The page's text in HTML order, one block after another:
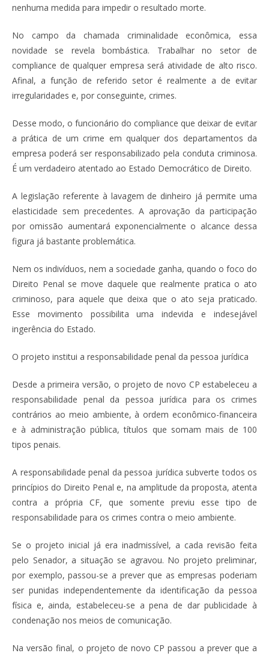
nenhuma medida para impedir o resultado morte.
No campo da chamada criminalidade econômica, essa
novidade se revela bombástica. Trabalhar no setor de
compliance de qualquer empresa será atividade de alto risco.
Afinal, a função de referido setor é realmente a de evitar
irregularidades e, por conseguinte, crimes.
Desse modo, o funcionário do compliance que deixar de evitar
a prática de um crime em qualquer dos departamentos da
empresa poderá ser responsabilizado pela conduta criminosa.
É um verdadeiro atentado ao Estado Democrático de Direito.
A legislação referente à lavagem de dinheiro já permite uma
elasticidade sem precedentes. A aprovação da participação
por omissão aumentará exponencialmente o alcance dessa
figura já bastante problemática.
Nem os indivíduos, nem a sociedade ganha, quando o foco do
Direito Penal se move daquele que realmente pratica o ato
criminoso, para aquele que deixa que o ato seja praticado.
Esse movimento possibilita uma indevida e indesejável
ingerência do Estado.
O projeto institui a responsabilidade penal da pessoa jurídica
Desde a primeira versão, o projeto de novo CP estabeleceu a
responsabilidade penal da pessoa jurídica para os crimes
contrários ao meio ambiente, à ordem econômico-financeira
e à administração pública, títulos que somam mais de 100
tipos penais.
A responsabilidade penal da pessoa jurídica subverte todos os
princípios do Direito Penal e, na amplitude da proposta, atenta
contra a própria CF, que somente previu esse tipo de
responsabilidade para os crimes contra o meio ambiente.
Se o projeto inicial já era inadmissível, a cada revisão feita
pelo Senador, a situação se agravou. No projeto preliminar,
por exemplo, passou-se a prever que as empresas poderiam
ser punidas independentemente da identificação da pessoa
física e, ainda, estabeleceu-se a pena de dar publicidade à
condenação nos meios de comunicação.
Na versão final, o projeto de novo CP passou a prever que a